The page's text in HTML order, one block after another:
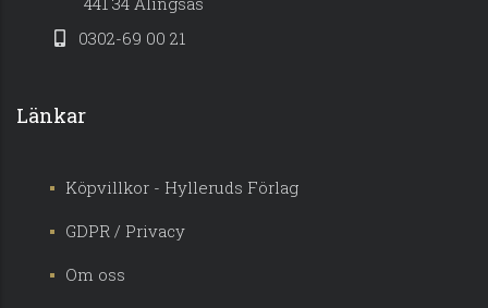
0302-69 00 21
Länkar
Köpvillkor - Hylleruds Förlag
GDPR / Privacy
Om oss